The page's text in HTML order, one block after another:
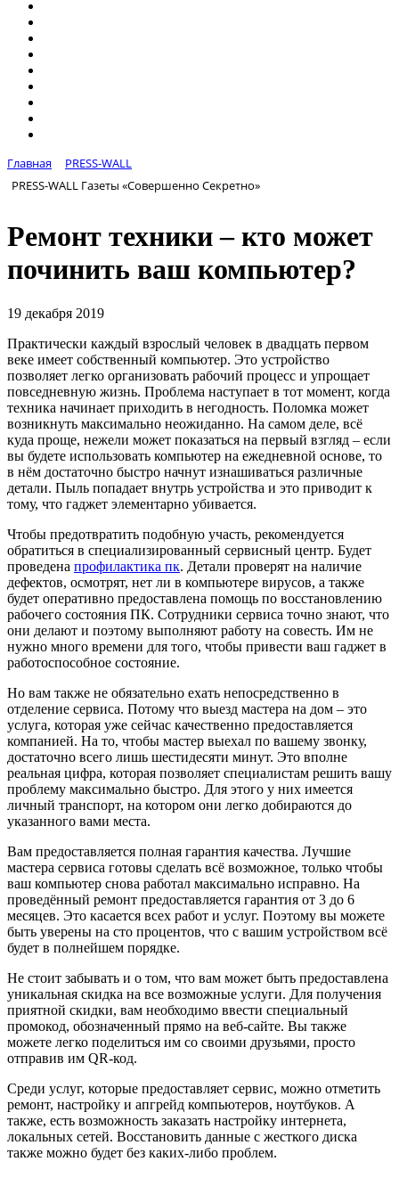
Главная
PRESS-WALL
PRESS-WALL Газеты «Совершенно Секретно»
Ремонт техники – кто может
починить ваш компьютер?
19 декабря 2019
Практически каждый взрослый человек в двадцать первом
веке имеет собственный компьютер. Это устройство
позволяет легко организовать рабочий процесс и упрощает
повседневную жизнь. Проблема наступает в тот момент, когда
техника начинает приходить в негодность. Поломка может
возникнуть максимально неожиданно. На самом деле, всё
куда проще, нежели может показаться на первый взгляд – если
вы будете использовать компьютер на ежедневной основе, то
в нём достаточно быстро начнут изнашиваться различные
детали. Пыль попадает внутрь устройства и это приводит к
тому, что гаджет элементарно убивается.
Чтобы предотвратить подобную участь, рекомендуется
обратиться в специализированный сервисный центр. Будет
проведена профилактика пк. Детали проверят на наличие
дефектов, осмотрят, нет ли в компьютере вирусов, а также
будет оперативно предоставлена помощь по восстановлению
рабочего состояния ПК. Сотрудники сервиса точно знают, что
они делают и поэтому выполняют работу на совесть. Им не
нужно много времени для того, чтобы привести ваш гаджет в
работоспособное состояние.
Но вам также не обязательно ехать непосредственно в
отделение сервиса. Потому что выезд мастера на дом – это
услуга, которая уже сейчас качественно предоставляется
компанией. На то, чтобы мастер выехал по вашему звонку,
достаточно всего лишь шестидесяти минут. Это вполне
реальная цифра, которая позволяет специалистам решить вашу
проблему максимально быстро. Для этого у них имеется
личный транспорт, на котором они легко добираются до
указанного вами места.
Вам предоставляется полная гарантия качества. Лучшие
мастера сервиса готовы сделать всё возможное, только чтобы
ваш компьютер снова работал максимально исправно. На
проведённый ремонт предоставляется гарантия от 3 до 6
месяцев. Это касается всех работ и услуг. Поэтому вы можете
быть уверены на сто процентов, что с вашим устройством всё
будет в полнейшем порядке.
Не стоит забывать и о том, что вам может быть предоставлена
уникальная скидка на все возможные услуги. Для получения
приятной скидки, вам необходимо ввести специальный
промокод, обозначенный прямо на веб-сайте. Вы также
можете легко поделиться им со своими друзьями, просто
отправив им QR-код.
Среди услуг, которые предоставляет сервис, можно отметить
ремонт, настройку и апгрейд компьютеров, ноутбуков. А
также, есть возможность заказать настройку интернета,
локальных сетей. Восстановить данные с жесткого диска
также можно будет без каких-либо проблем.